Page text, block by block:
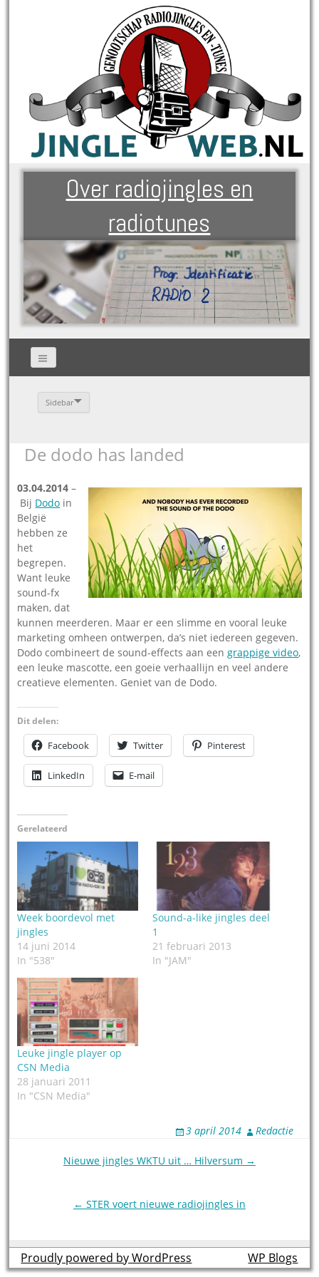
Over radiojingles en
radiotunes
Sidebar
De dodo has landed
03.04.2014 –
Bij Dodo in
België
hebben ze
het
begrepen.
Want leuke
sound-fx
maken, dat
kunnen meerderen. Maar er een slimme en vooral leuke
marketing omheen ontwerpen, da’s niet iedereen gegeven.
Dodo combineert de sound-effects aan eengrappige video,
een leuke mascotte, een goeie verhaallijn en veel andere
creatieve elementen. Geniet van de Dodo.
Dit delen:
Facebook Twitter Pinterest
LinkedIn E-mail
Gerelateerd
Week boordevol met
jingles
14 juni 2014
In "538"
Sound-a-like jingles deel
1
21 februari 2013
In "JAM"
Leuke jingle player op
CSN Media
28 januari 2011
In "CSN Media"
3 april 2014 Redactie
Nieuwe jingles WKTU uit … Hilversum →
← STER voert nieuwe radiojingles in
Proudly powered by WordPress theme byWP Blogs